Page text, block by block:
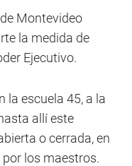
Montevideo
la medida de
Ejecutivo.
la escuela 45, a la
allí este
o cerrada, en
los maestros.